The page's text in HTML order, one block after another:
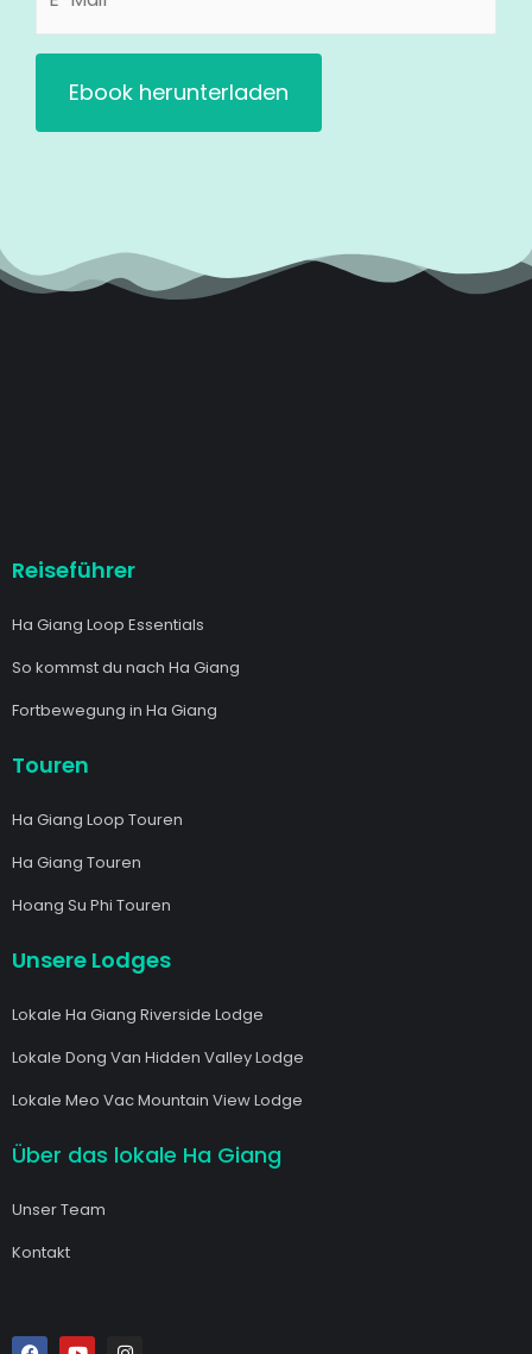
(erforderlich)
Reiseführer
Ha Giang Loop Essentials
So kommst du nach Ha Giang
Fortbewegung in Ha Giang
Touren
Ha Giang Loop Touren
Ha Giang Touren
Hoang Su Phi Touren
Unsere Lodges
Lokale Ha Giang Riverside Lodge
Lokale Dong Van Hidden Valley Lodge
Lokale Meo Vac Mountain View Lodge
Über das lokale Ha Giang
Unser Team
Kontakt
F Y I